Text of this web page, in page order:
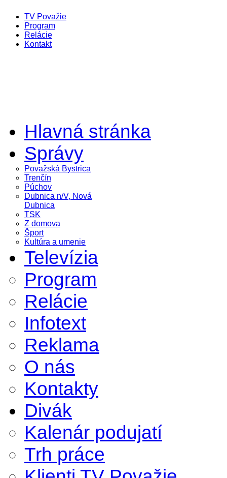
TV Považie
Program
Relácie
Kontakt
Hlavná stránka
Správy
Považská Bystrica
Trenčín
Púchov
Dubnica n/V, Nová
Dubnica
TSK
Z domova
Šport
Kultúra a umenie
Televízia
Program
Relácie
Infotext
Reklama
O nás
Kontakty
Divák
Kalenár podujatí
Trh práce